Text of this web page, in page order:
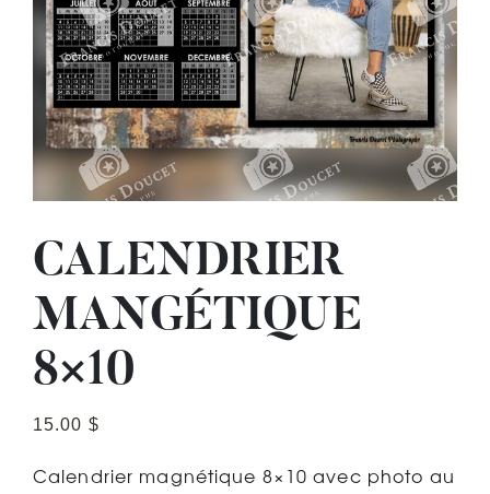
CALENDRIER
MANGÉTIQUE
8×10
15.00 $
Calendrier magnétique 8×10 avec photo au